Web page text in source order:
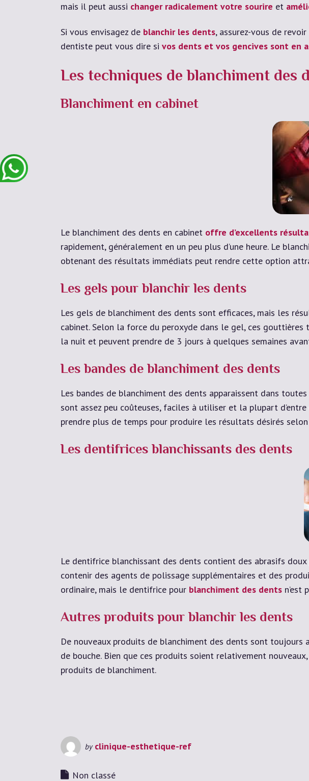
mais il peut aussi changer radicalement votre sourire et
Si vous envisagez de blanchir les dents, assurez-vous de
dentiste peut vous dire si vos dents et vos gencives sont en
Les techniques de blanchiment des
Blanchiment en cabinet
Le blanchiment des dents en cabinet offre d’excellents
rapidement, généralement en un peu plus d’une heure. Le
obtenant des résultats immédiats peut rendre cette option
Les gels pour blanchir les dents
Les gels de blanchiment des dents sont efficaces, mais les
cabinet. Selon la force du peroxyde dans le gel, ces
la nuit et peuvent prendre de 3 jours à quelques semaines
Les bandes de blanchiment des dents
Les bandes de blanchiment des dents apparaissent dans
sont assez peu coûteuses, faciles à utiliser et la plupart
prendre plus de temps pour produire les résultats désirés
Les dentifrices blanchissants des dents
Le dentifrice blanchissant des dents contient des abrasifs
contenir des agents de polissage supplémentaires et des
ordinaire, mais le dentifrice pour blanchiment des dents n’est
Autres produits pour blanchir les dents
De nouveaux produits de blanchiment des dents sont toujours
de bouche. Bien que ces produits soient relativement
produits de blanchiment.
by clinique-esthetique-ref
Non classé